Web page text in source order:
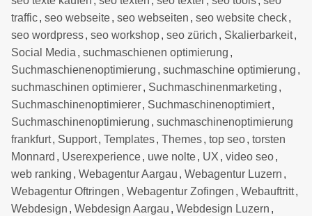
traffic, seo webseite, seo webseiten , seo website check,
seo wordpress, seo workshop, seo zürich , Skalierbarkeit,
Social Media , suchmaschienen optimierung ,
Suchmaschienenoptimierung , suchmaschine optimierung ,
suchmaschinen optimierer, Suchmaschinenmarketing ,
Suchmaschinenoptimierer, Suchmaschinenoptimiert,
Suchmaschinenoptimierung , suchmaschinenoptimierung
frankfurt, Support, Templates, Themes, top seo, torsten
Monnard , Userexperience, uwe nolte, UX , video seo,
web ranking , Webagentur Aargau , Webagentur Luzern ,
Webagentur Oftringen , Webagentur Zofingen , Webauftritt,
Webdesign , Webdesign Aargau , Webdesign Luzern ,